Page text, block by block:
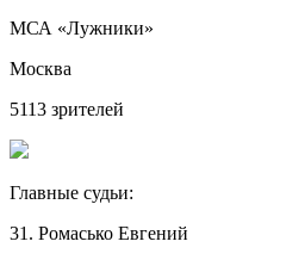
МСА «Лужники»
Москва
5113 зрителей
Главные судьи:
31. Ромасько Евгений